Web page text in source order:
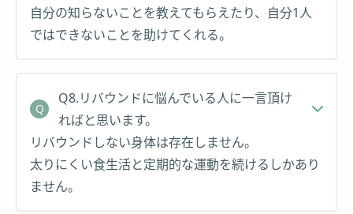
自分の知らないことを教えてもらえたり、自分1人
ではできないことを助けてくれる。
Q8.リバウンドに悩んでいる人に一言頂け
ればと思います。
リバウンドしない身体は存在しません。
太りにくい食生活と定期的な運動を続けるしかあり
ません。